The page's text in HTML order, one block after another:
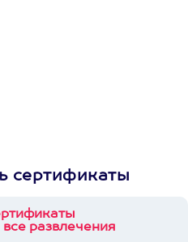
сертификаты
все развлечения